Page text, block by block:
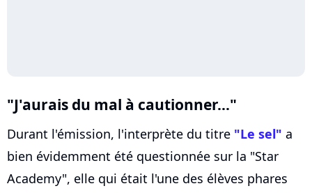
"J'aurais du mal à cautionner..."
Durant l'émission, l'interprète du titre "Le sel" a
bien évidemment été questionnée sur la "Star
Academy", elle qui était l'une des élèves phares